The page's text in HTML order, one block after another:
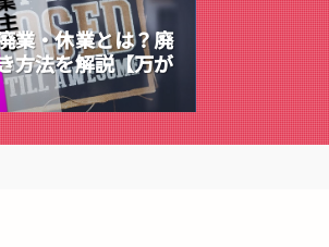
業・休業とは？廃
方法を解説【万が